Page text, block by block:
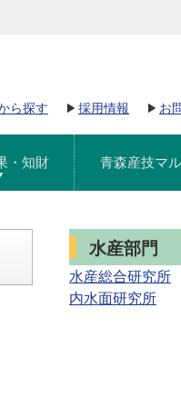
ら探す 採用情報 お
・知財 青森産技マ
水産部門
水産総合研究所
内水面研究所